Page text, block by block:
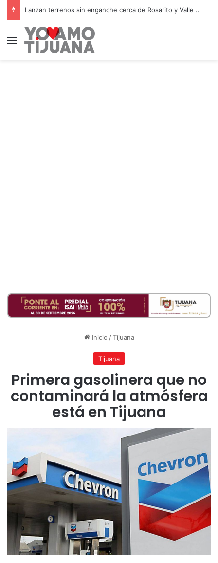
Lanzan terrenos sin enganche cerca de Rosarito y Valle de Guadalupe
Menú
Inicio / Tijuana
Tijuana
Primera gasolinera que no
contaminará la atmósfera
está en Tijuana